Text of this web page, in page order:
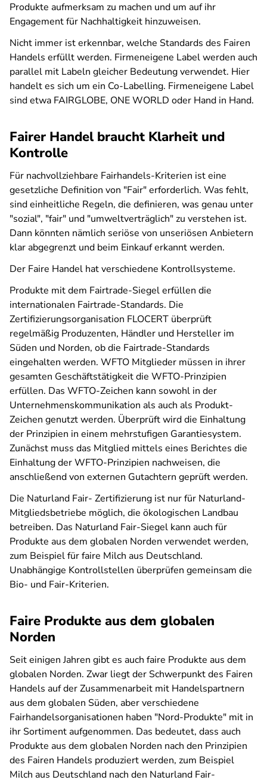
Produkte aufmerksam zu machen und um auf ihr
Engagement für Nachhaltigkeit hinzuweisen.
Nicht immer ist erkennbar, welche Standards des Fairen
Handels erfüllt werden. Firmeneigene Label werden auch
parallel mit Labeln gleicher Bedeutung verwendet. Hier
handelt es sich um ein Co-Labelling. Firmeneigene Label
sind etwa FAIRGLOBE, ONE WORLD oder Hand in Hand.
Fairer Handel braucht Klarheit und
Kontrolle
Für nachvollziehbare Fairhandels-Kriterien ist eine
gesetzliche Definition von "Fair" erforderlich. Was fehlt,
sind einheitliche Regeln, die definieren, was genau unter
"sozial", "fair" und "umweltverträglich" zu verstehen ist.
Dann könnten nämlich seriöse von unseriösen Anbietern
klar abgegrenzt und beim Einkauf erkannt werden.
Der Faire Handel hat verschiedene Kontrollsysteme.
Produkte mit dem Fairtrade-Siegel erfüllen die
internationalen Fairtrade-Standards. Die
Zertifizierungsorganisation FLOCERT überprüft
regelmäßig Produzenten, Händler und Hersteller im
Süden und Norden, ob die Fairtrade-Standards
eingehalten werden. WFTO Mitglieder müssen in ihrer
gesamten Geschäftstätigkeit die WFTO-Prinzipien
erfüllen. Das WFTO-Zeichen kann sowohl in der
Unternehmenskommunikation als auch als Produkt-
Zeichen genutzt werden. Überprüft wird die Einhaltung
der Prinzipien in einem mehrstufigen Garantiesystem.
Zunächst muss das Mitglied mittels eines Berichtes die
Einhaltung der WFTO-Prinzipien nachweisen, die
anschließend von externen Gutachtern geprüft werden.
Die Naturland Fair- Zertifizierung ist nur für Naturland-
Mitgliedsbetriebe möglich, die ökologischen Landbau
betreiben. Das Naturland Fair-Siegel kann auch für
Produkte aus dem globalen Norden verwendet werden,
zum Beispiel für faire Milch aus Deutschland.
Unabhängige Kontrollstellen überprüfen gemeinsam die
Bio- und Fair-Kriterien.
Faire Produkte aus dem globalen
Norden
Seit einigen Jahren gibt es auch faire Produkte aus dem
globalen Norden. Zwar liegt der Schwerpunkt des Fairen
Handels auf der Zusammenarbeit mit Handelspartnern
aus dem globalen Süden, aber verschiedene
Fairhandelsorganisationen haben "Nord-Produkte" mit in
ihr Sortiment aufgenommen. Das bedeutet, dass auch
Produkte aus dem globalen Norden nach den Prinzipien
des Fairen Handels produziert werden, zum Beispiel
Milch aus Deutschland nach den Naturland Fair-